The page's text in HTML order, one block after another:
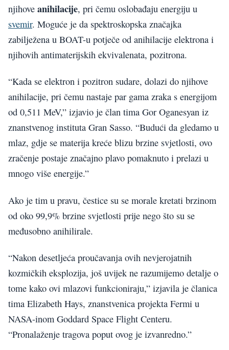
njihove anihilacije, pri čemu oslobađaju energiju u
svemir. Moguće je da spektroskopska značajka
zabilježena u BOAT-u potječe od anihilacije elektrona i
njihovih antimaterijskih ekvivalenata, pozitrona.
“Kada se elektron i pozitron sudare, dolazi do njihove
anihilacije, pri čemu nastaje par gama zraka s energijom
od 0,511 MeV,” izjavio je član tima Gor Oganesyan iz
znanstvenog instituta Gran Sasso. “Budući da gledamo u
mlaz, gdje se materija kreće blizu brzine svjetlosti, ovo
zračenje postaje značajno plavo pomaknuto i prelazi u
mnogo više energije.”
Ako je tim u pravu, čestice su se morale kretati brzinom
od oko 99,9% brzine svjetlosti prije nego što su se
međusobno anihilirale.
“Nakon desetljeća proučavanja ovih nevjerojatnih
kozmičkih eksplozija, još uvijek ne razumijemo detalje o
tome kako ovi mlazovi funkcioniraju,” izjavila je članica
tima Elizabeth Hays, znanstvenica projekta Fermi u
NASA-inom Goddard Space Flight Centeru.
“Pronalaženje tragova poput ovog je izvanredno.”